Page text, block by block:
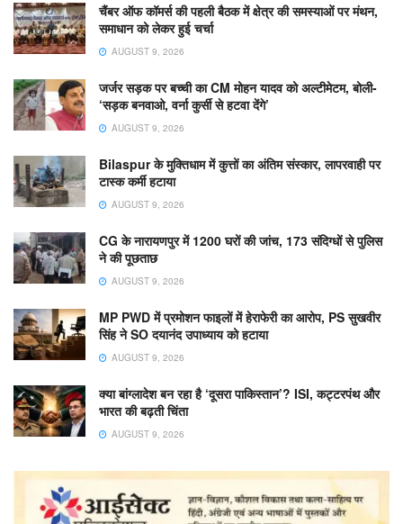
चैंबर ऑफ कॉमर्स की पहली बैठक में क्षेत्र की समस्याओं पर मंथन,
समाधान को लेकर हुई चर्चा
AUGUST 9, 2026
जर्जर सड़क पर बच्ची का CM मोहन यादव को अल्टीमेटम, बोली-
‘सड़क बनवाओ, वर्ना कुर्सी से हटवा देंगे’
AUGUST 9, 2026
Bilaspur के मुक्तिधाम में कुत्तों का अंतिम संस्कार, लापरवाही पर
टास्क कर्मी हटाया
AUGUST 9, 2026
CG के नारायणपुर में 1200 घरों की जांच, 173 संदिग्धों से पुलिस
ने की पूछताछ
AUGUST 9, 2026
MP PWD में प्रमोशन फाइलों में हेराफेरी का आरोप, PS सुखवीर
सिंह ने SO दयानंद उपाध्याय को हटाया
AUGUST 9, 2026
क्या बांग्लादेश बन रहा है ‘दूसरा पाकिस्तान’? ISI, कट्टरपंथ और
भारत की बढ़ती चिंता
AUGUST 9, 2026